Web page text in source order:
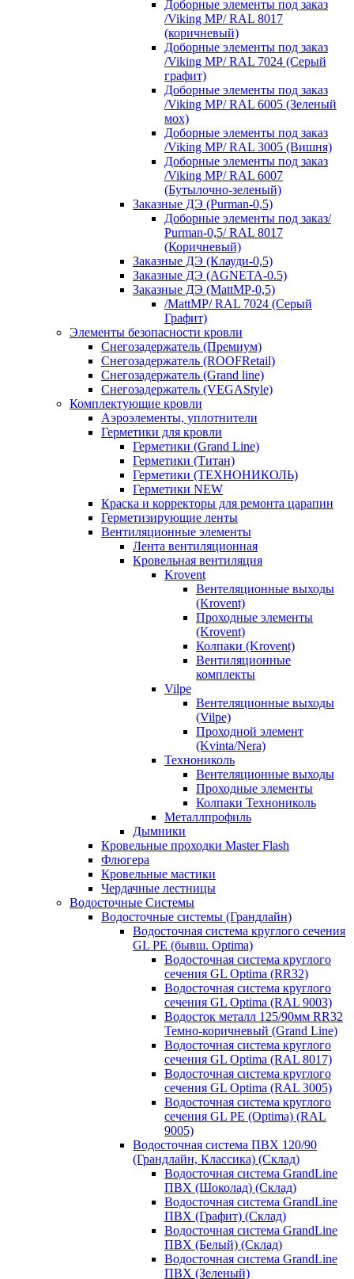
Доборные элементы под заказ
/Viking MP/ RAL 8017
(коричневый)
Доборные элементы под заказ
/Viking MP/ RAL 7024 (Серый
графит)
Доборные элементы под заказ
/Viking MP/ RAL 6005 (Зеленый
мох)
Доборные элементы под заказ
/Viking MP/ RAL 3005 (Вишня)
Доборные элементы под заказ
/Viking MP/ RAL 6007
(Бутылочно-зеленый)
Заказные ДЭ (Purman-0,5)
Доборные элементы под заказ/
Purman-0,5/ RAL 8017
(Коричневый)
Заказные ДЭ (Клауди-0,5)
Заказные ДЭ (AGNETA-0.5)
Заказные ДЭ (MattMP-0,5)
/MattMP/ RAL 7024 (Серый
Графит)
Элементы безопасности кровли
Снегозадержатель (Премиум)
Снегозадержатель (ROOFRetail)
Снегозадержатель (Grand line)
Снегозадержатель (VEGAStyle)
Комплектующие кровли
Аэроэлементы, уплотнители
Герметики для кровли
Герметики (Grand Line)
Герметики (Титан)
Герметики (ТЕХНОНИКОЛЬ)
Герметики NEW
Краска и корректоры для ремонта царапин
Герметизирующие ленты
Вентиляционные элементы
Лента вентиляционная
Кровельная вентиляция
Krovent
Вентеляционные выходы
(Krovent)
Проходные элементы
(Krovent)
Колпаки (Krovent)
Вентиляционные
комплекты
Vilpe
Вентеляционные выходы
(Vilpe)
Проходной элемент
(Kvinta/Nera)
Технониколь
Вентеляционные выходы
Проходные элементы
Колпаки Технониколь
Металлпрофиль
Дымники
Кровельные проходки Master Flash
Флюгера
Кровельные мастики
Чердачные лестницы
Водосточные Системы
Водосточные системы (Грандлайн)
Водосточная система круглого сечения
GL PE (бывш. Optima)
Водосточная система круглого
сечения GL Optima (RR32)
Водосточная система круглого
сечения GL Optima (RAL 9003)
Водосток металл 125/90мм RR32
Темно-коричневый (Grand Line)
Водосточная система круглого
сечения GL Optima (RAL 8017)
Водосточная система круглого
сечения GL Optima (RAL 3005)
Водосточная система круглого
сечения GL PE (Optima) (RAL
9005)
Водосточная система ПВХ 120/90
(Грандлайн, Классика) (Склад)
Водосточная система GrandLine
ПВХ (Шоколад) (Склад)
Водосточная система GrandLine
ПВХ (Графит) (Склад)
Водосточная система GrandLine
ПВХ (Белый) (Склад)
Водосточная система GrandLine
ПВХ (Зеленый)